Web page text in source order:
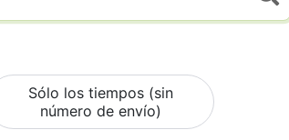
Sólo los tiempos (sin
número de envío)